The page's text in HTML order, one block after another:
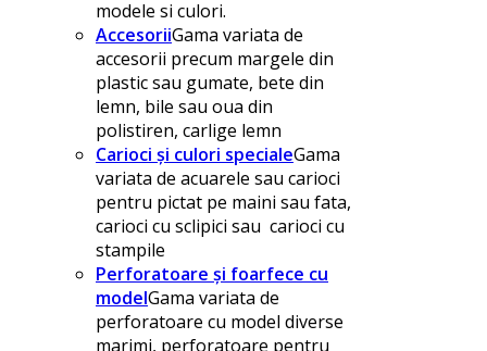
modele si culori.
AccesoriiGama variata de
accesorii precum margele din
plastic sau gumate, bete din
lemn, bile sau oua din
polistiren, carlige lemn
Carioci și culori specialeGama
variata de acuarele sau carioci
pentru pictat pe maini sau fata,
carioci cu sclipici sau carioci cu
stampile
Perforatoare și foarfece cu
modelGama variata de
perforatoare cu model diverse
marimi, perforatoare pentru